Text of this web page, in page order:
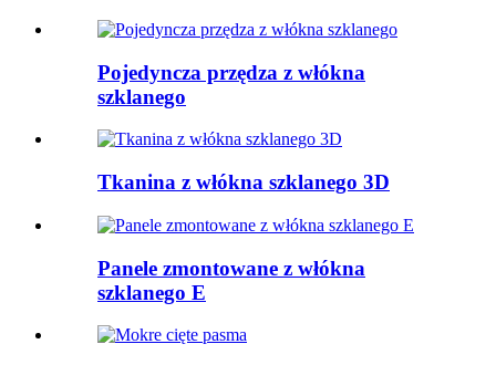
Pojedyncza przędza z włókna
szklanego
Tkanina z włókna szklanego 3D
Panele zmontowane z włókna
szklanego E